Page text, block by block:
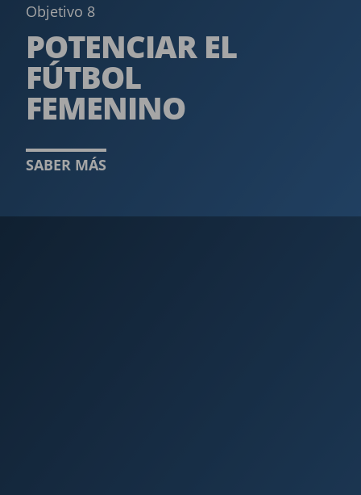
Objetivo 8
POTENCIAR EL
FÚTBOL
FEMENINO
SABER MÁS